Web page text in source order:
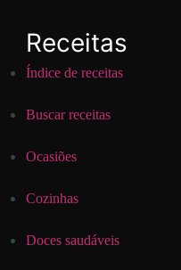
Receitas
Índice de receitas
Buscar receitas
Ocasiões
Cozinhas
Doces saudáveis